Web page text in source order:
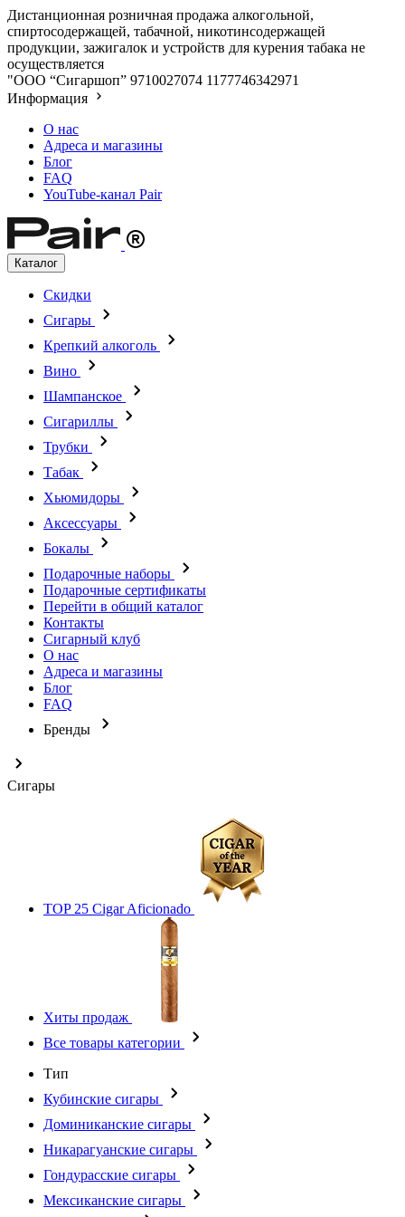
Дистанционная розничная продажа алкогольной,
спиртосодержащей, табачной, никотинсодержащей
продукции, зажигалок и устройств для курения табака не
осуществляется
"ООО “Сигаршоп” 9710027074 1177746342971
Информация
О нас
Адреса и магазины
Блог
FAQ
YouTube-канал Pair
Каталог
Скидки
Сигары
Крепкий алкоголь
Вино
Шампанское
Сигариллы
Трубки
Табак
Хьюмидоры
Аксессуары
Бокалы
Подарочные наборы
Подарочные сертификаты
Перейти в общий каталог
Контакты
Сигарный клуб
О нас
Адреса и магазины
Блог
FAQ
Бренды
Сигары
TOP 25 Cigar Aficionado
Хиты продаж
Все товары категории
Тип
Кубинские сигары
Доминиканские сигары
Никарагуанские сигары
Гондурасские сигары
Мексиканские сигары